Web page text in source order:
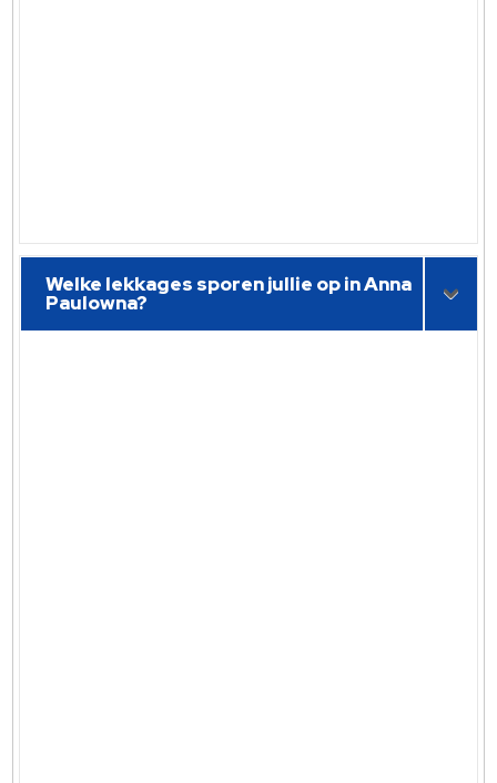
Welke lekkages sporen jullie op in Anna
Paulowna?